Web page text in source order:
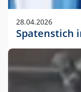
28.04.2026
Spatenstich